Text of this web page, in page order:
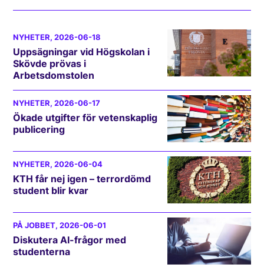
NYHETER, 2026-06-18
Uppsägningar vid Högskolan i
Skövde prövas i
Arbetsdomstolen
NYHETER, 2026-06-17
Ökade utgifter för vetenskaplig
publicering
NYHETER, 2026-06-04
KTH får nej igen – terrordömd
student blir kvar
PÅ JOBBET, 2026-06-01
Diskutera AI-frågor med
studenterna